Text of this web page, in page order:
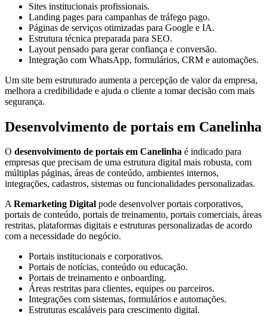
Sites institucionais profissionais.
Landing pages para campanhas de tráfego pago.
Páginas de serviços otimizadas para Google e IA.
Estrutura técnica preparada para SEO.
Layout pensado para gerar confiança e conversão.
Integração com WhatsApp, formulários, CRM e automações.
Um site bem estruturado aumenta a percepção de valor da empresa,
melhora a credibilidade e ajuda o cliente a tomar decisão com mais
segurança.
Desenvolvimento de portais em Canelinha
O desenvolvimento de portais em Canelinha é indicado para
empresas que precisam de uma estrutura digital mais robusta, com
múltiplas páginas, áreas de conteúdo, ambientes internos,
integrações, cadastros, sistemas ou funcionalidades personalizadas.
ARemarketing Digital pode desenvolver portais corporativos,
portais de conteúdo, portais de treinamento, portais comerciais, áreas
restritas, plataformas digitais e estruturas personalizadas de acordo
com a necessidade do negócio.
Portais institucionais e corporativos.
Portais de notícias, conteúdo ou educação.
Portais de treinamento e onboarding.
Áreas restritas para clientes, equipes ou parceiros.
Integrações com sistemas, formulários e automações.
Estruturas escaláveis para crescimento digital.